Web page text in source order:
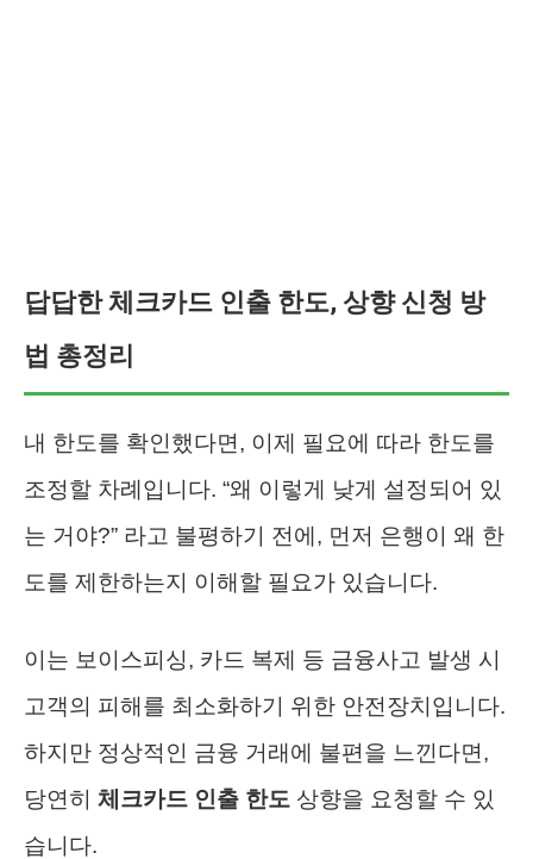
답답한 체크카드 인출 한도, 상향 신청 방
법 총정리
내 한도를 확인했다면, 이제 필요에 따라 한도를
조정할 차례입니다. “왜 이렇게 낮게 설정되어 있
는 거야?” 라고 불평하기 전에, 먼저 은행이 왜 한
도를 제한하는지 이해할 필요가 있습니다.
이는 보이스피싱, 카드 복제 등 금융사고 발생 시
고객의 피해를 최소화하기 위한 안전장치입니다.
하지만 정상적인 금융 거래에 불편을 느낀다면,
당연히 체크카드 인출 한도 상향을 요청할 수 있
습니다.